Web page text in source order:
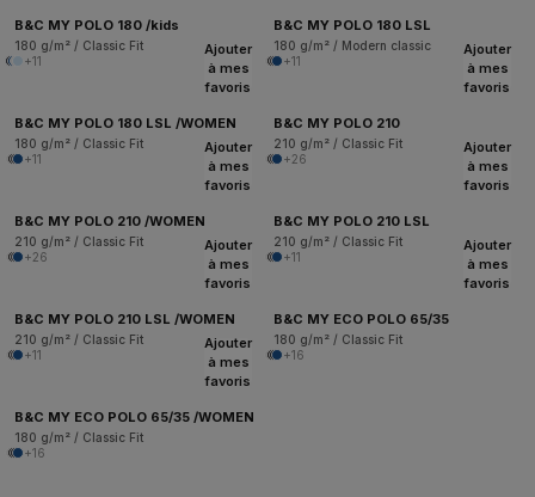
B&C MY POLO 180 /kids
180 g/m² / Classic Fit
+11
B&C MY POLO 180 LSL
180 g/m² / Modern classic
+11
Ajouter
à mes
favoris
B&C MY POLO 180 LSL /WOMEN
180 g/m² / Classic Fit
+11
Ajouter
à mes
favoris
B&C MY POLO 210
210 g/m² / Classic Fit
+26
Ajouter
à mes
favoris
B&C MY POLO 210 /WOMEN
210 g/m² / Classic Fit
+26
Ajouter
à mes
favoris
B&C MY POLO 210 LSL
210 g/m² / Classic Fit
+11
Ajouter
à mes
favoris
B&C MY POLO 210 LSL /WOMEN
210 g/m² / Classic Fit
+11
Ajouter
à mes
favoris
B&C MY ECO POLO 65/35
180 g/m² / Classic Fit
+16
Ajouter
à mes
favoris
B&C MY ECO POLO 65/35 /WOMEN
180 g/m² / Classic Fit
+16